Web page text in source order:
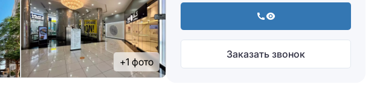
+1 фото
Заказать звонок